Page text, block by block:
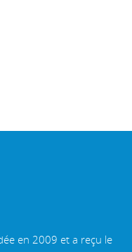
en 2009 et a reçu le